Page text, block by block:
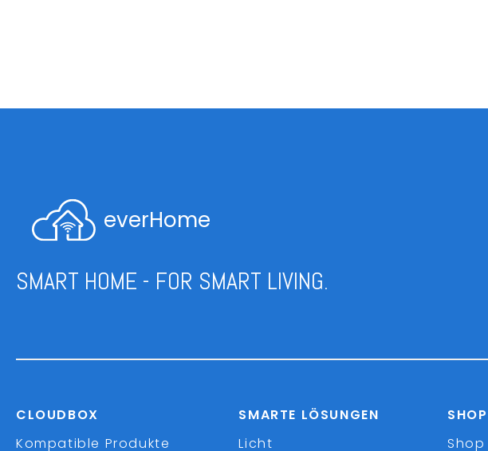
everHome
SMART HOME - FOR SMART LIVING.
CLOUDBOX
Kompatible Produkte
SMARTE LÖSUNGEN
Licht
SHOP
Shop